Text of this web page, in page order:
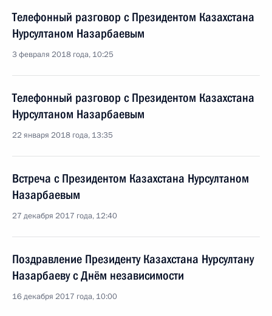
Телефонный разговор с Президентом Казахстана
Нурсултаном Назарбаевым
3 февраля 2018 года, 10:25
Телефонный разговор с Президентом Казахстана
Нурсултаном Назарбаевым
22 января 2018 года, 13:35
Встреча с Президентом Казахстана Нурсултаном
Назарбаевым
27 декабря 2017 года, 12:40
Поздравление Президенту Казахстана Нурсултану
Назарбаеву с Днём независимости
16 декабря 2017 года, 10:00